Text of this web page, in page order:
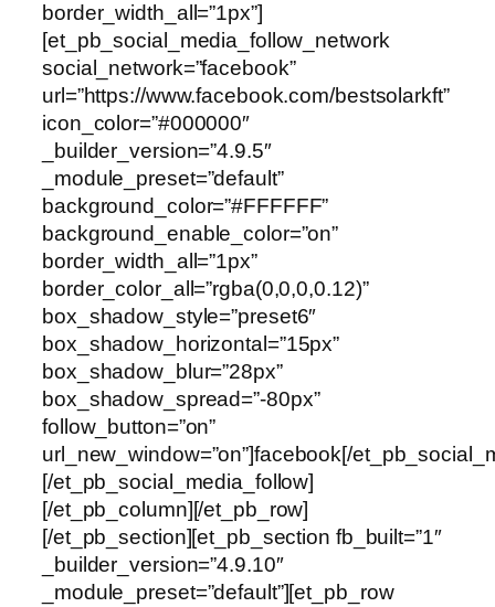
border_width_all=”1px”]
[et_pb_social_media_follow_network
social_network=”facebook”
url=”https://www.facebook.com/bestsolarkft”
icon_color=”#000000″
_builder_version=”4.9.5″
_module_preset=”default”
background_color=”#FFFFFF”
background_enable_color=”on”
border_width_all=”1px”
border_color_all=”rgba(0,0,0,0.12)”
box_shadow_style=”preset6″
box_shadow_horizontal=”15px”
box_shadow_blur=”28px”
box_shadow_spread=”-80px”
follow_button=”on”
url_new_window=”on”]facebook[/
[/et_pb_social_media_follow]
[/et_pb_column][/et_pb_row]
[/et_pb_section][et_pb_section fb_built=”1″
_builder_version=”4.9.10″
_module_preset=”default”][et_pb_row